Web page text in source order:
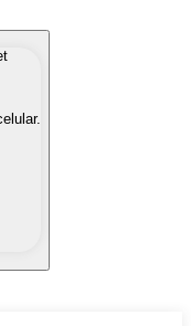
interesse de forma
moeda fiduciária